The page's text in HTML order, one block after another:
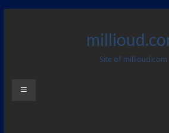
Zum
Site of millioud.com
Menü